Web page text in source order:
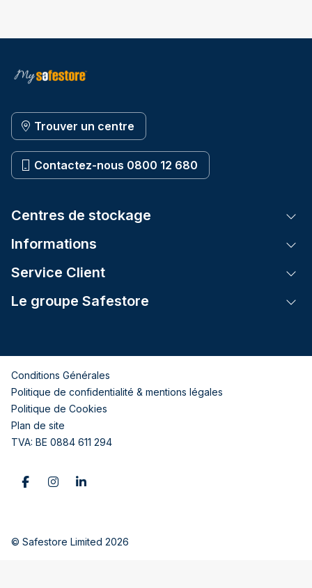
Trouver un centre
Contactez-nous 0800 12 680
Centres de stockage
Informations
Service Client
Le groupe Safestore
Conditions Générales
Politique de confidentialité & mentions légales
Politique de Cookies
Plan de site
TVA: BE 0884 611 294
© Safestore Limited 2026